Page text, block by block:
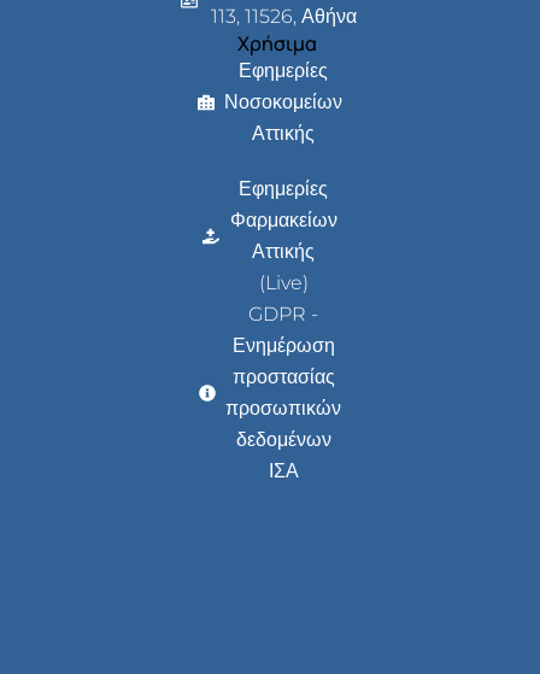
113, 11526, Αθήνα
Χρήσιμα
Εφημερίες
Νοσοκομείων
Αττικής
Εφημερίες
Φαρμακείων
Αττικής
(Live)
GDPR -
Ενημέρωση
προστασίας
προσωπικών
δεδομένων
ΙΣΑ